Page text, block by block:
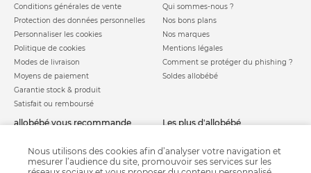
Conditions générales de vente
Protection des données personnelles
Personnaliser les cookies
Politique de cookies
Modes de livraison
Moyens de paiement
Garantie stock & produit
Satisfait ou remboursé
Qui sommes-nous ?
Nos bons plans
Nos marques
Mentions légales
Comment se protéger du phishing ?
Soldes allobébé
allobébé vous recommande
Nos labels
Nos licences
les plus d'allobébé
Infos conseils
Jeux concours
Nous utilisons des cookies afin d’analyser votre navigation et
mesurer l’audience du site, promouvoir ses services sur les